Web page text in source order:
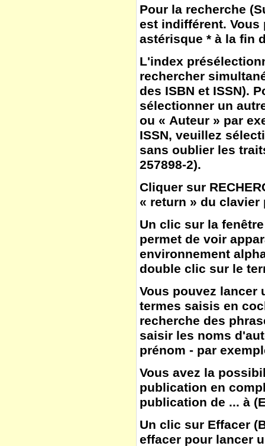
Pour la recherche (
est indifférent. Vous
astérisque * à la fin
L'index
rechercher
des ISBN et ISSN).
sélectionner un
ou « Auteur » par
ISSN, veuillez
sans oublier les
257898-2).
Cliquer sur
« return » du
Un clic sur la
permet de voir
environnement
double clic sur le
Vous pouvez lancer
termes saisis en
recherche des
saisir les noms
prénom - par
Vous avez la
publication en
publication de ... à (
Un clic sur Effacer (
effacer pour lancer